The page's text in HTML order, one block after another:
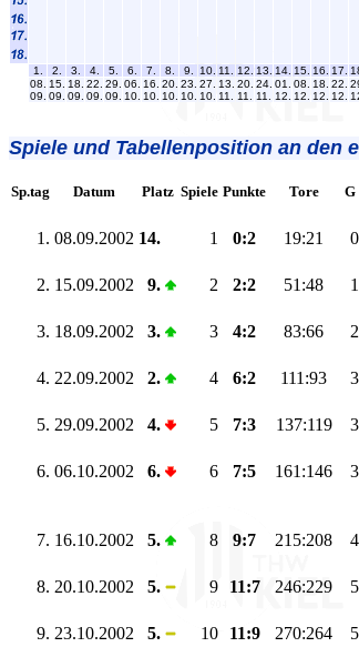
1. 2. 3. 4. 5. 6. 7. 8. 9. 10. 11. 12. 13. 14. 15. 16. 17.
08.
09.
15.
09.
18.
09.
22.
09.
29.
09.
06.
10.
16.
10.
20.
10.
23.
10.
27.
10.
13.
11.
20.
11.
24.
11.
01.
12.
08.
12.
18.
12.
22.
12.
Spiele und Tabellenposition an den
Sp.tag Datum Platz Spiele Punkte Tore G
1. 08.09.2002 14. 1 0:2 19:21 0
2. 15.09.2002 9. 2 2:2 51:48 1
3. 18.09.2002 3. 3 4:2 83:66 2
4. 22.09.2002 2. 4 6:2 111:93 3
5. 29.09.2002 4. 5 7:3 137:119 3
6. 06.10.2002 6. 6 7:5 161:146 3
7. 16.10.2002 5. 8 9:7 215:208 4
8. 20.10.2002 5. 9 11:7 246:229 5
9. 23.10.2002 5. 10 11:9 270:264 5